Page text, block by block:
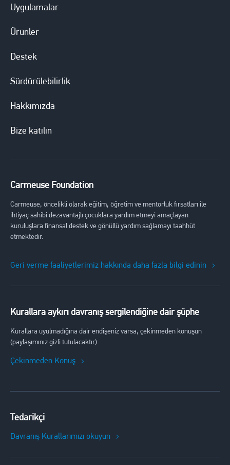
Uygulamalar
Ürünler
Destek
Sürdürülebilirlik
Hakkımızda
Bize katılın
Carmeuse Foundation
Carmeuse, öncelikli olarak eğitim, öğretim ve mentorluk fırsatları ile
ihtiyaç sahibi dezavantajlı çocuklara yardım etmeyi amaçlayan
kuruluşlara finansal destek ve gönüllü yardım sağlamayı taahhüt
etmektedir.
Geri verme faaliyetlerimiz hakkında daha fazla bilgi edinin
Kurallara aykırı davranış sergilendiğine dair şüphe
Kurallara uyulmadığına dair endişeniz varsa, çekinmeden konuşun
(paylaşımınız gizli tutulacaktır)
Çekinmeden Konuş
Tedarikçi
Davranış Kurallarımızı okuyun